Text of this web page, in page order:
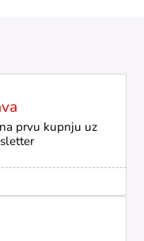
prvu kupnju uz